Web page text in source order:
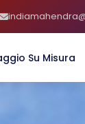
Su Misura